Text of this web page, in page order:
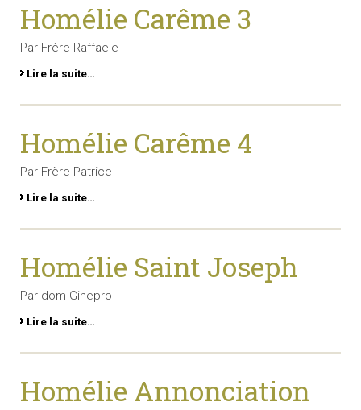
Homélie Carême 3
Par Frère Raffaele
Lire la suite…
Homélie Carême 4
Par Frère Patrice
Lire la suite…
Homélie Saint Joseph
Par dom Ginepro
Lire la suite…
Homélie Annonciation